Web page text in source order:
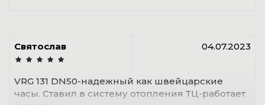
Святослав 04.07.2023
VRG 131 DN50-надежный как швейцарские
часы. Ставил в систему отопления ТЦ-работает